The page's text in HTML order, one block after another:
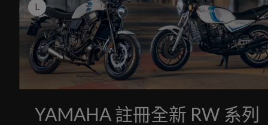
L
YAMAHA 註冊全新 RW 系列